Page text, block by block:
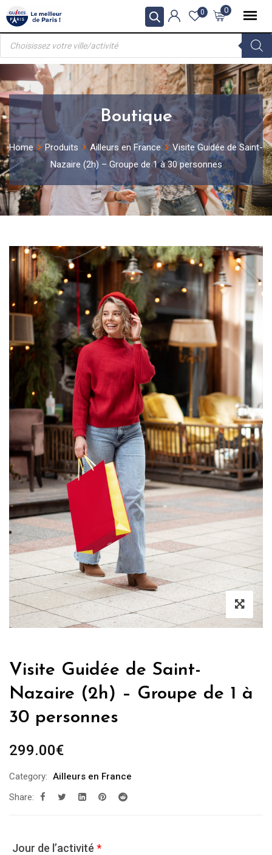
Skip
to
content
0
0
Recherche
produits
Boutique
Home Produits Ailleurs en France
Visite Guidée de Saint-
Nazaire (2h) – Groupe de 1 à 30 personnes
Visite Guidée de Saint-
Nazaire (2h) – Groupe de 1 à
30 personnes
299.00€
Category: Ailleurs en France
Share:
Jour de l’activité *